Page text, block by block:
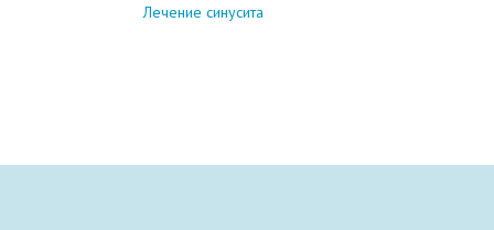
Лечение синусита